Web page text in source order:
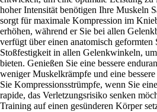
hoher Intensität benötigen Ihre Muskeln
sorgt für maximale Kompression im
erhöhen, während er Sie bei allen
verfügt über einen anatomisch
Stoßfestigkeit in allen Gelenkwinkeln,
bieten. Genießen Sie eine bessere
weniger Muskelkrämpfe und eine
Sie Kompressionsstrümpfe, wenn Sie
rapide, das Verletzungsrisiko senken
Training auf einen gesünderen Körper